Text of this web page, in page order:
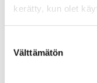
kerätty, kun olet
valinta
Välttämätön
Laaja
Voit maksaa